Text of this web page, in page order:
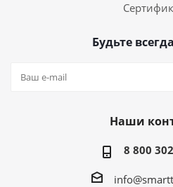
Будьте
Наши
8 800